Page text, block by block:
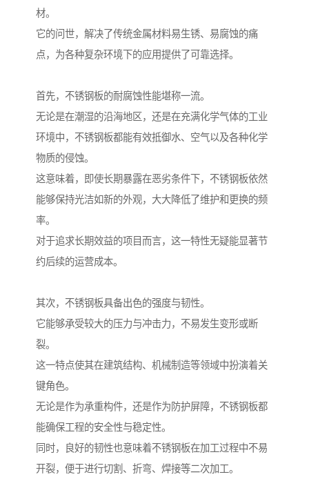
材。
它的问世，解决了传统金属材料易生锈、易腐蚀的痛
点，为各种复杂环境下的应用提供了可靠选择。
首先，不锈钢板的耐腐蚀性能堪称一流。
无论是在潮湿的沿海地区，还是在充满化学气体的工业
环境中，不锈钢板都能有效抵御水、空气以及各种化学
物质的侵蚀。
这意味着，即使长期暴露在恶劣条件下，不锈钢板依然
能够保持光洁如新的外观，大大降低了维护和更换的频
率。
对于追求长期效益的项目而言，这一特性无疑能显著节
约后续的运营成本。
其次，不锈钢板具备出色的强度与韧性。
它能够承受较大的压力与冲击力，不易发生变形或断
裂。
这一特点使其在建筑结构、机械制造等领域中扮演着关
键角色。
无论是作为承重构件，还是作为防护屏障，不锈钢板都
能确保工程的安全性与稳定性。
同时，良好的韧性也意味着不锈钢板在加工过程中不易
开裂，便于进行切割、折弯、焊接等二次加工。